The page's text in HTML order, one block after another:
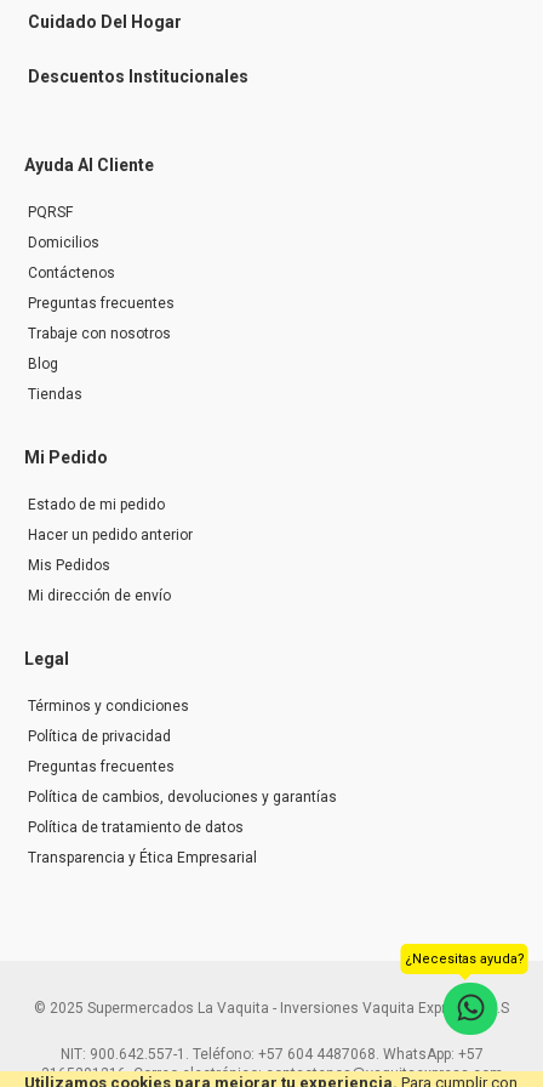
Utilizamos cookies para mejorar tu experiencia. Para cumplir con
r
Cuidado Del Hogar
Descuentos Institucionales
Ayuda Al Cliente
PQRSF
Domicilios
Contáctenos
Preguntas frecuentes
Trabaje con nosotros
Blog
Tiendas
Mi Pedido
Estado de mi pedido
Hacer un pedido anterior
Mis Pedidos
Mi dirección de envío
Legal
Términos y condiciones
Política de privacidad
Preguntas frecuentes
Política de cambios, devoluciones y garantías
Política de tratamiento de datos
Transparencia y Ética Empresarial
© 2025 Supermercados La Vaquita - Inversiones Vaquita Express S.A.S
NIT: 900.642.557-1. Teléfono: +57 604 4487068. WhatsApp: +57
3165291216. Correo electrónico: contactenos@vaquitaexpress.com
¿Necesitas ayuda?